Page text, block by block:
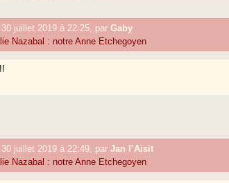
30 juillet 2019 à 22:25 parGaby
Nazabal : notre Anne Etchegoyen
30 juillet 2019 à 22:49 parJan l’Aisit
Nazabal : notre Anne Etchegoyen